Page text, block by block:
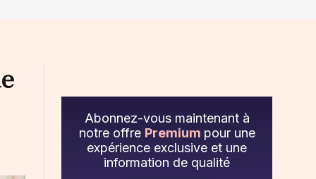
Abonnez-vous maintenant à
notre offre Premium pour une
expérience exclusive et une
information de qualité